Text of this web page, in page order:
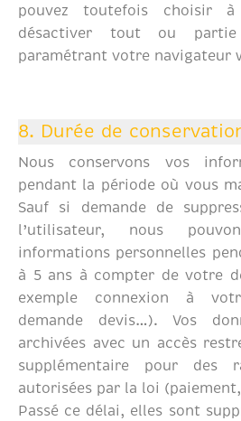
pouvez toutefois choisir
désactiver tout ou
paramétrant votre navigateur
8. Durée de
Nous conservons vos
pendant la période où vous
Sauf si demande de
l’utilisateur, nous
informations personnelles
à 5 ans à compter de votre
exemple connexion à
demande devis…). Vos
archivées avec un accès
supplémentaire pour des
autorisées par la loi
Passé ce délai, elles sont